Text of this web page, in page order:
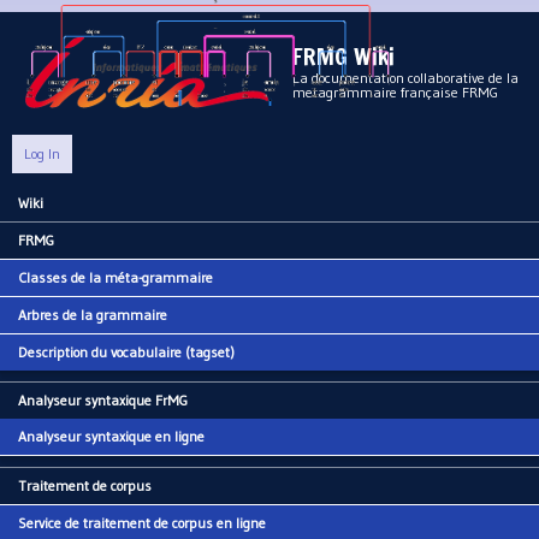
Aller au contenu principal
FRMG Wiki
La documentation collaborative de la
metagrammaire française FRMG
Log In
Main menu
Wiki
FRMG
Classes de la méta-grammaire
Arbres de la grammaire
Description du vocabulaire (tagset)
Analyseur syntaxique FrMG
Analyseur syntaxique en ligne
Traitement de corpus
Service de traitement de corpus en ligne